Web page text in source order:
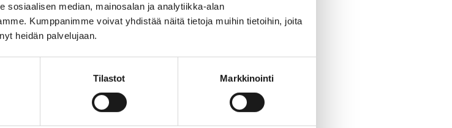
sosiaalisen median, mainosalan ja analytiikka-alan
Kumppanimme voivat yhdistää näitä tietoja muihin tietoihin, joita
heidän palvelujaan.
Tilastot Markkinointi